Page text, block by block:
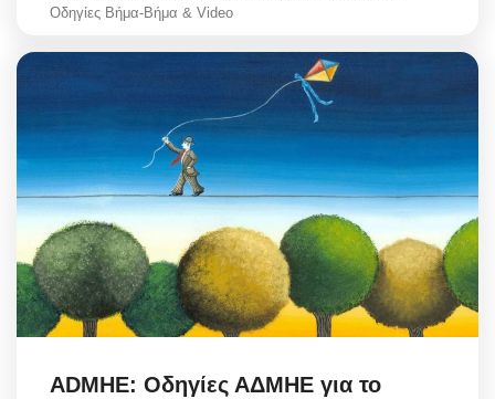
Οδηγίες Βήμα-Βήμα & Video
ADMHE: Οδηγίες ΑΔΜΗΕ για το